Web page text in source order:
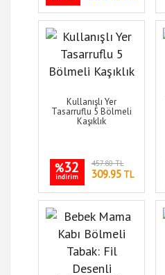
Kullanışlı Yer
Tasarruflu 5 Bölmeli
Kaşıklık
%32
indirim
457.80 TL
309.95TL